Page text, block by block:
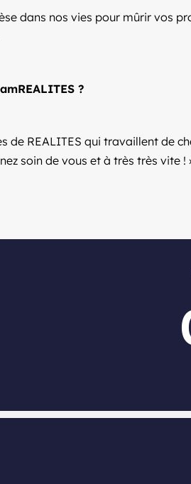
dans nos vies pour mûrir vos
?
de REALITES qui travaillent de
soin de vous et à très très vite !